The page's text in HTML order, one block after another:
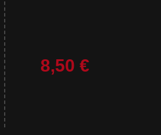
8,50 €